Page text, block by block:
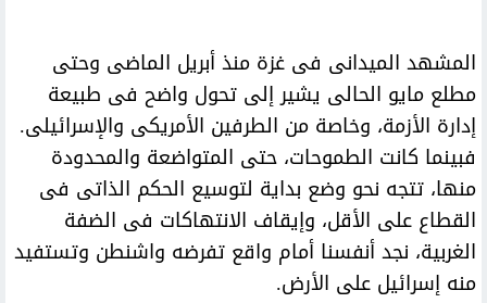
المشهد الميدانى فى غزة منذ أبريل الماضى وحتى
مطلع مايو الحالى يشير إلى تحول واضح فى طبيعة
إدارة الأزمة، وخاصة من الطرفين الأمريكى والإسرائيلى.
فبينما كانت الطموحات، حتى المتواضعة والمحدودة
منها، تتجه نحو وضع بداية لتوسيع الحكم الذاتى فى
القطاع على الأقل، وإيقاف الانتهاكات فى الضفة
الغربية، نجد أنفسنا أمام واقع تفرضه واشنطن وتستفيد
منه إسرائيل على الأرض.